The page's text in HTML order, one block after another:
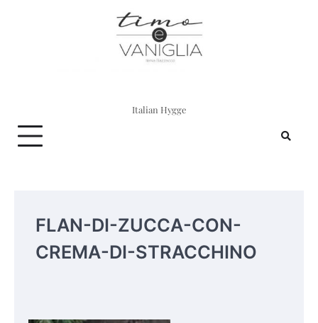
Italian Hygge
FLAN-DI-ZUCCA-CON-
CREMA-DI-STRACCHINO